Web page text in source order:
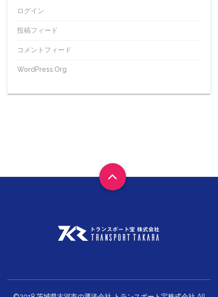
ログイン
投稿フィード
コメントフィード
WordPress.org